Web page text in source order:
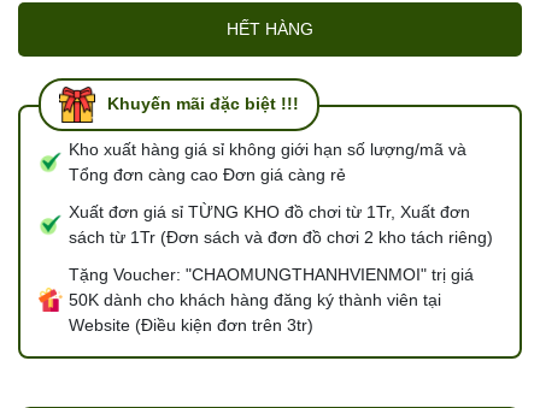
HẾT HÀNG
Khuyến mãi đặc biệt !!!
Kho xuất hàng giá sỉ không giới hạn số lượng/mã và
Tổng đơn càng cao Đơn giá càng rẻ
Xuất đơn giá sỉ TỪNG KHO đồ chơi từ 1Tr, Xuất đơn
sách từ 1Tr (Đơn sách và đơn đồ chơi 2 kho tách riêng)
Tặng Voucher: "CHAOMUNGTHANHVIENMOI" trị giá
50K dành cho khách hàng đăng ký thành viên tại
Website (Điều kiện đơn trên 3tr)